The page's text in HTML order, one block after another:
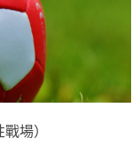
場）